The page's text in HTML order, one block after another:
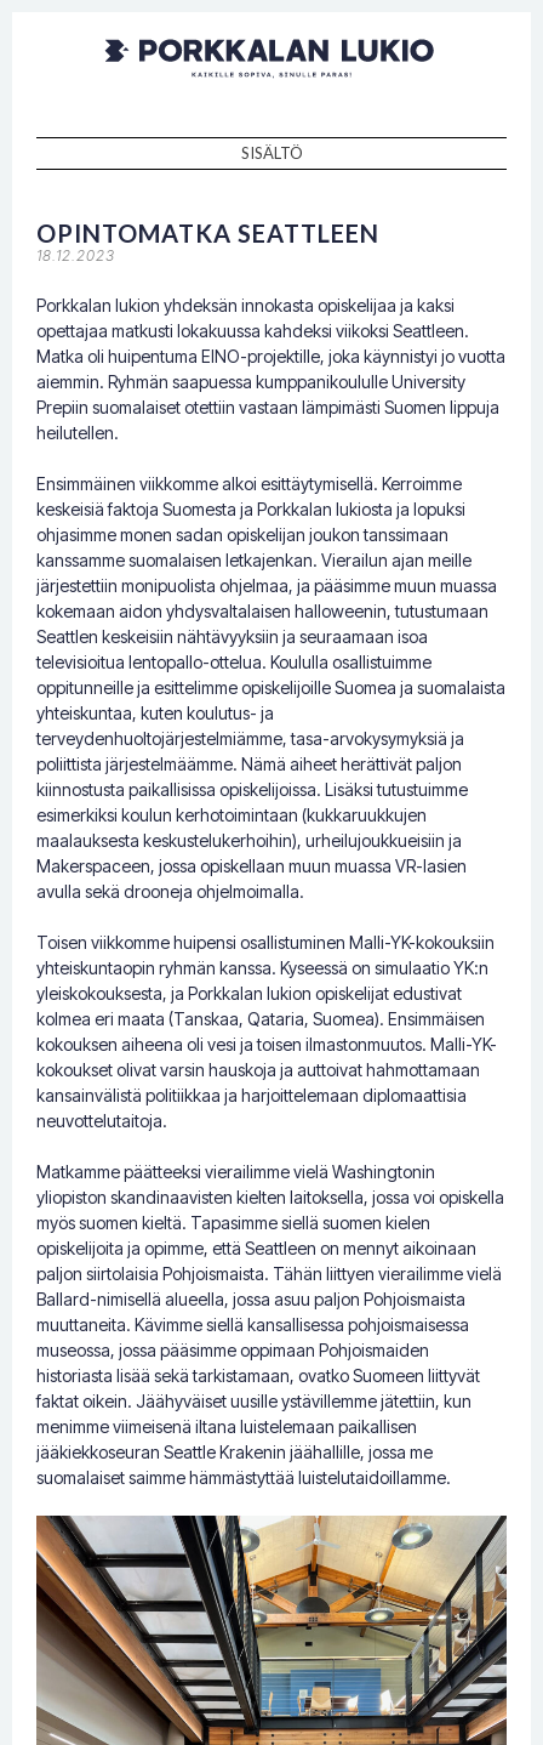
Porkkalan
lukio
Kaikille sopiva, sinulle paras!
SISÄLTÖ
OPINTOMATKA SEATTLEEN
18.12.2023
Porkkalan lukion yhdeksän innokasta opiskelijaa ja kaksi
opettajaa matkusti lokakuussa kahdeksi viikoksi Seattleen.
Matka oli huipentuma EINO-projektille, joka käynnistyi jo vuotta
aiemmin. Ryhmän saapuessa kumppanikoululle University
Prepiin suomalaiset otettiin vastaan lämpimästi Suomen lippuja
heilutellen.
Ensimmäinen viikkomme alkoi esittäytymisellä. Kerroimme
keskeisiä faktoja Suomesta ja Porkkalan lukiosta ja lopuksi
ohjasimme monen sadan opiskelijan joukon tanssimaan
kanssamme suomalaisen letkajenkan. Vierailun ajan meille
järjestettiin monipuolista ohjelmaa, ja pääsimme muun muassa
kokemaan aidon yhdysvaltalaisen halloweenin, tutustumaan
Seattlen keskeisiin nähtävyyksiin ja seuraamaan isoa
televisioitua lentopallo-ottelua. Koululla osallistuimme
oppitunneille ja esittelimme opiskelijoille Suomea ja suomalaista
yhteiskuntaa, kuten koulutus- ja
terveydenhuoltojärjestelmiämme, tasa-arvokysymyksiä ja
poliittista järjestelmäämme. Nämä aiheet herättivät paljon
kiinnostusta paikallisissa opiskelijoissa. Lisäksi tutustuimme
esimerkiksi koulun kerhotoimintaan (kukkaruukkujen
maalauksesta keskustelukerhoihin), urheilujoukkueisiin ja
Makerspaceen, jossa opiskellaan muun muassa VR-lasien
avulla sekä drooneja ohjelmoimalla.
Toisen viikkomme huipensi osallistuminen Malli-YK-kokouksiin
yhteiskuntaopin ryhmän kanssa. Kyseessä on simulaatio YK:n
yleiskokouksesta, ja Porkkalan lukion opiskelijat edustivat
kolmea eri maata (Tanskaa, Qataria, Suomea). Ensimmäisen
kokouksen aiheena oli vesi ja toisen ilmastonmuutos. Malli-YK-
kokoukset olivat varsin hauskoja ja auttoivat hahmottamaan
kansainvälistä politiikkaa ja harjoittelemaan diplomaattisia
neuvottelutaitoja.
Matkamme päätteeksi vierailimme vielä Washingtonin
yliopiston skandinaavisten kielten laitoksella, jossa voi opiskella
myös suomen kieltä. Tapasimme siellä suomen kielen
opiskelijoita ja opimme, että Seattleen on mennyt aikoinaan
paljon siirtolaisia Pohjoismaista. Tähän liittyen vierailimme vielä
Ballard-nimisellä alueella, jossa asuu paljon Pohjoismaista
muuttaneita. Kävimme siellä kansallisessa pohjoismaisessa
museossa, jossa pääsimme oppimaan Pohjoismaiden
historiasta lisää sekä tarkistamaan, ovatko Suomeen liittyvät
faktat oikein. Jäähyväiset uusille ystävillemme jätettiin, kun
menimme viimeisenä iltana luistelemaan paikallisen
jääkiekkoseuran Seattle Krakenin jäähallille, jossa me
suomalaiset saimme hämmästyttää luistelutaidoillamme.